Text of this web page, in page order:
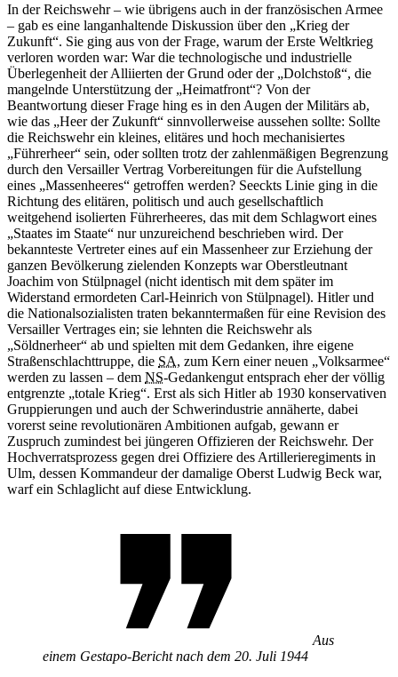
In der Reichswehr – wie übrigens auch in der französischen Armee
– gab es eine langanhaltende Diskussion über den „Krieg der
Zukunft“. Sie ging aus von der Frage, warum der Erste Weltkrieg
verloren worden war: Wardie technologische und industrielle
Überlegenheit der Alliierten der Grund oder der „Dolchstoß“, die
mangelnde Unterstützung der „Heimatfront“? Von der
Beantwortung dieser Frage hing es in den Augen der Militärs ab,
wie das „Heer der Zukunft“ sinnvollerweise aussehen sollte: Sollte
die Reichswehr ein kleines, elitäres und hoch mechanisiertes
„Führerheer“ sein, oder sollten trotz der zahlenmäßigen Begrenzung
durch den Versailler Vertrag Vorbereitungen für die Aufstellung
eines „Massenheeres“ getroffen werden? Seeckts Linie ging in die
Richtung des elitären, politisch und auch gesellschaftlich
weitgehend isolierten Führerheeres, das mit dem Schlagwort eines
„Staates im Staate“ nur unzureichend beschrieben wird. Der
bekannteste Vertreter eines auf ein Massenheer zur Erziehung der
ganzen Bevölkerung zielenden Konzepts warOberstleutnant
Joachim von Stülpnagel (nicht identisch mit dem später im
Widerstand ermordeten Carl-Heinrich von Stülpnagel). Hitler und
die Nationalsozialisten traten bekanntermaßen für eine Revision des
Versailler Vertrages ein; sie lehnten die Reichswehr als
„Söldnerheer“ ab und spielten mit dem Gedanken, ihre eigene
Straßenschlachttruppe, die SA, zum Kern einer neuen „Volksarmee“
werden zu lassen – dem NS-Gedankengut entsprach eher der völlig
entgrenzte „totale Krieg“. Erst als sich Hitler ab 1930 konservativen
Gruppierungen und auch der Schwerindustrie annäherte, dabei
vorerst seine revolutionären Ambitionen aufgab, gewann er
Zuspruch zumindest bei jüngeren Offizieren der Reichswehr. Der
Hochverratsprozess gegen drei Offiziere des Artillerieregiments in
Ulm, dessen Kommandeur der damalige Oberst Ludwig Beck war,
warf ein Schlaglicht auf diese Entwicklung.
Aus
einem Gestapo-Bericht nach dem 20. Juli 1944